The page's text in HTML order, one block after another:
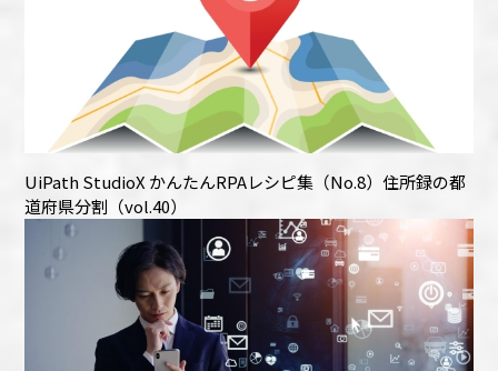
UiPath StudioX かんたんRPAレシピ集（No.8）住所録の都
道府県分割（vol.40）